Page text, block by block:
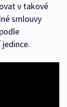
v takové
smlouvy